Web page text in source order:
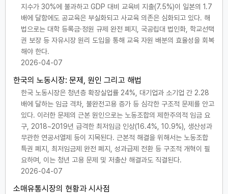
지수가 30%에 불과하고 GDP 대비 교육비 지출(7.5%)이 일본의 1.7
배에 달함에도 공교육은 부실화되고 사교육 의존은 심화되고 있다. 해
법으로는 대학 등록금·정원 규제 완전 폐지, 국공립대 법인화, 학교선택
권 보장 등 자유시장 원리 도입을 통해 교육 자원 배분의 효율성을 회복
해야 한다.
2026-04-07
한국의 노동시장: 문제, 원인 그리고 해법
한국 노동시장은 청년층 확장실업률 24%, 대기업과 소기업 간 2.28
배에 달하는 임금 격차, 불완전고용 증가 등 심각한 구조적 문제를 안고
있다. 이러한 문제의 근본 원인으로는 노동조합의 제한주의적 임금 요
구, 2018~2019년 급격한 최저임금 인상(16.4%, 10.9%), 생산성과
무관한 연공서열제 등이 지목된다. 근본적 해결을 위해서는 노동조합
특권 폐지, 최저임금제 완전 폐지, 성과급제 전환 등 구조적 개혁이 필
요하며, 이는 청년 고용 문제 및 저출산 해결과도 직결된다.
2026-04-07
소매유통시장의 현황과 시사점